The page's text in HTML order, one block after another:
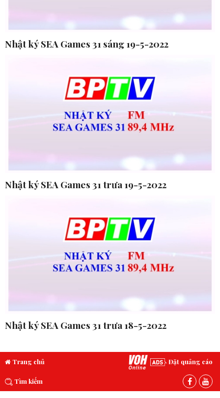
Nhật ký SEA Games 31 sáng 19-5-2022
Nhật ký SEA Games 31 trưa 19-5-2022
Nhật ký SEA Games 31 trưa 18-5-2022
Trang chủ Đặt quảng cáo
Tìm kiếm